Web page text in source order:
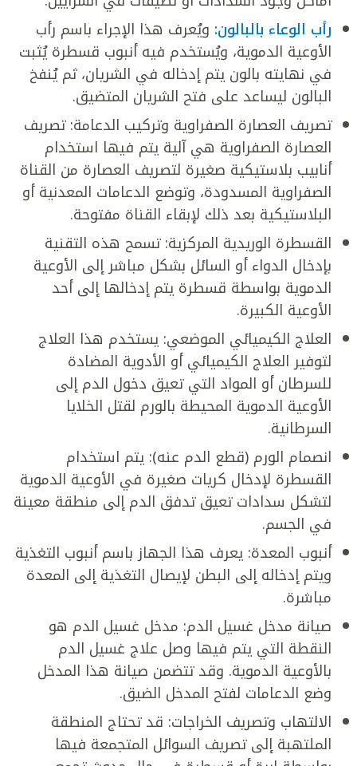
رأب الوعاء بالبالون: ويُعرف هذا الإجراء باسم رأب
الأوعية الدموية، ويُستخدم فيه أنبوب قسطرة يُثبت
في نهايته بالون يتم إدخاله في الشريان، ثم يُنفخ
البالون ليساعد على فتح الشريان المتضيق.
تصريف العصارة الصفراوية وتركيب الدعامة: تصريف
العصارة الصفراوية هي آلية يتم فيها استخدام
أنابيب بلاستيكية صغيرة لتصريف العصارة من القناة
الصفراوية المسدودة، وتوضع الدعامات المعدنية أو
البلاستيكية بعد ذلك لإبقاء القناة مفتوحة.
القسطرة الوريدية المركزية: تسمح هذه التقنية
بإدخال الدواء أو السائل بشكل مباشر إلى الأوعية
الدموية بواسطة قسطرة يتم إدخالها إلى أحد
الأوعية الكبيرة.
العلاج الكيميائي الموضعي: يستخدم هذا العلاج
لتوفير العلاج الكيميائي أو الأدوية المضادة
للسرطان أو المواد التي تعيق دخول الدم إلى
الأوعية الدموية المحيطة بالورم لقتل الخلايا
السرطانية.
انصمام الورم (قطع الدم عنه): يتم استخدام
القسطرة لإدخال كريات صغيرة في الأوعية الدموية
لتشكل سدادات تعيق تدفق الدم إلى منطقة معينة
في الجسم.
أنبوب المعدة: يعرف هذا الجهاز باسم أنبوب التغذية
ويتم إدخاله إلى البطن لإيصال التغذية إلى المعدة
مباشرة.
صيانة مدخل غسيل الدم: مدخل غسيل الدم هو
النقطة التي يتم فيها وصل علاج غسيل الدم
بالأوعية الدموية. وقد تتضمن صيانة هذا المدخل
وضع الدعامات لفتح المدخل الضيق.
الالتهاب وتصريف الخراجات: قد تحتاج المنطقة
الملتهبة إلى تصريف السوائل المتجمعة فيها